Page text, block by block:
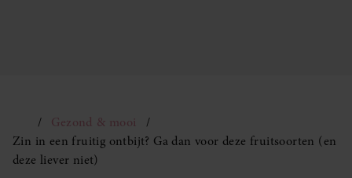
Gezond & mooi
Zin in een fruitig ontbijt? Ga dan voor deze fruitsoorten (en
deze liever niet)